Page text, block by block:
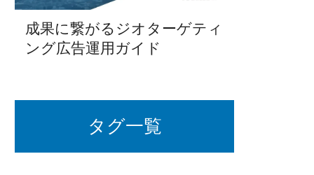
成果に繋がるジオターゲティ
ング広告運用ガイド
タグ一覧